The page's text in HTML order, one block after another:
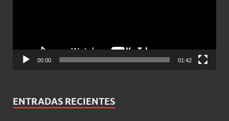
00:00 01:42
ENTRADAS RECIENTES